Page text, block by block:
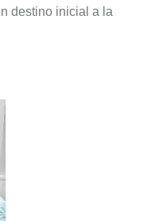
destino inicial a la